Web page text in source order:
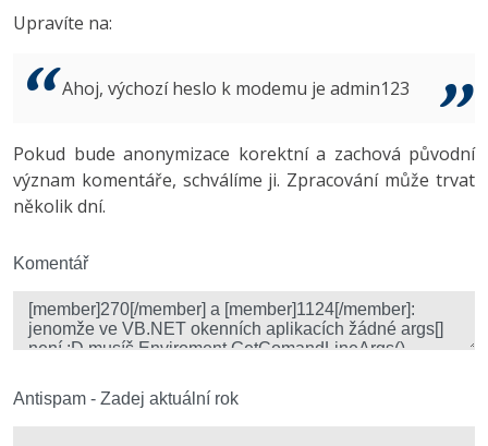
Best practices
Copywriter
WordPress specialista
Algoritmy -41%
Umělá inteligence (AI) -10%
Fórum
Windows
Kybernetická bezpečnost
Fórum
Upravíte na:
Ahoj, výchozí heslo k modemu je admin123
Pokud bude anonymizace korektní a zachová původní
význam komentáře, schválíme ji. Zpracování může trvat
několik dní.
Komentář
Antispam - Zadej aktuální rok